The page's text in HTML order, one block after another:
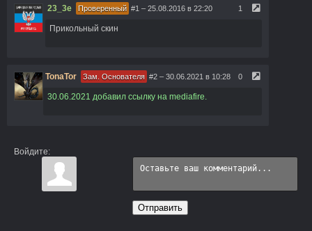
23_3e Проверенный #1 – 25.08.2016 в 22:20 1
Прикольный скин
TonaTor Зам. Основателя #2 – 30.06.2021 в 10:28 0
30.06.2021 добавил ссылку на mediafire.
Войдите:
Отправить